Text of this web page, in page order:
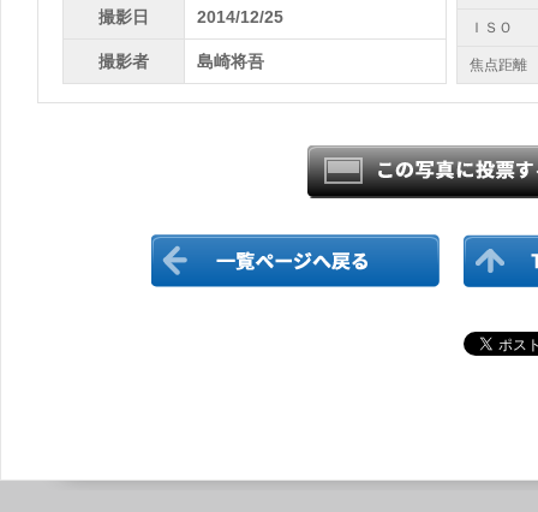
撮影日 2014/12/25
撮影者 島崎将吾
ＩＳＯ
焦点距離